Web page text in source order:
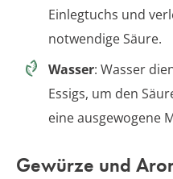
Einlegtuchs und
notwendige Säure.
Wasser: Wasser
Essigs, um den
eine ausgewogene
Gewürze und